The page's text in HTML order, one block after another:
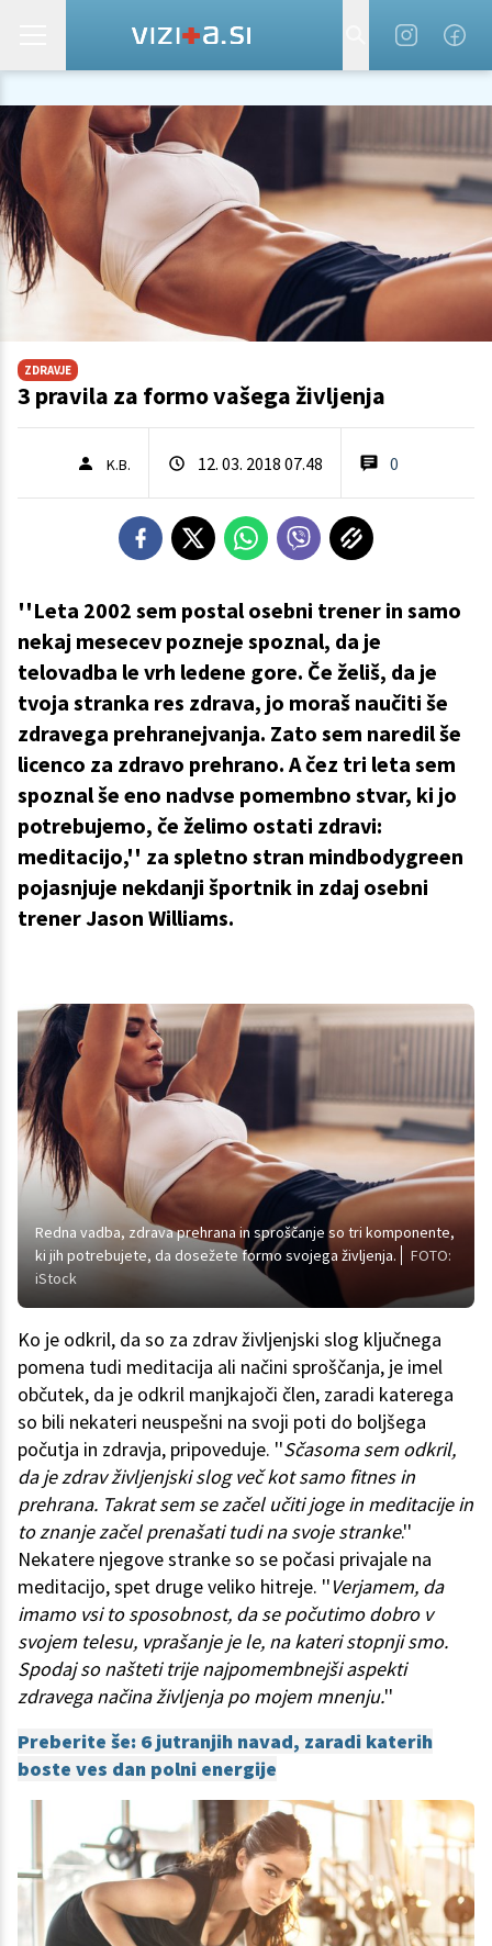
ZDRAVJE
3 pravila za formo vašega življenja
K.B. 12. 03. 2018 07.48 0
''Leta 2002 sem postal osebni trener in samo
nekaj mesecev pozneje spoznal, da je
telovadba le vrh ledene gore. Če želiš, da je
tvoja stranka res zdrava, jo moraš naučiti še
zdravega prehranejvanja. Zato sem naredil še
licenco za zdravo prehrano. A čez tri leta sem
spoznal še eno nadvse pomembno stvar, ki jo
potrebujemo, če želimo ostati zdravi:
meditacijo,'' za spletno stran mindbodygreen
pojasnjuje nekdanji športnik in zdaj osebni
trener Jason Williams.
Redna vadba, zdrava prehrana in sproščanje so tri komponente,
ki jih potrebujete, da dosežete formo svojega življenja.
FOTO:
iStock
Ko je odkril, da so za zdrav življenjski slog ključnega
pomena tudi meditacija ali načini sproščanja, je imel
občutek, da je odkril manjkajoči člen, zaradi katerega
so bili nekateri neuspešni na svoji poti do boljšega
počutja in zdravja, pripoveduje. ''Sčasoma sem odkril,
da je zdrav življenjski slog več kot samo fitnes in
prehrana. Takrat sem se začel učiti joge in meditacije in
to znanje začel prenašati tudi na svoje stranke.''
Nekatere njegove stranke so se počasi privajale na
meditacijo, spet druge veliko hitreje. ''Verjamem, da
imamo vsi to sposobnost, da se počutimo dobro v
svojem telesu, vprašanje je le, na kateri stopnji smo.
Spodaj so našteti trije najpomembnejši aspekti
zdravega načina življenja po mojem mnenju.''
Preberite še: 6 jutranjih navad, zaradi katerih
boste ves dan polni energije